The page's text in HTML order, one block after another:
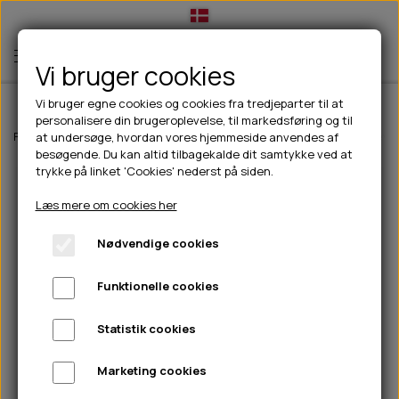
TIL HUND
💧FODER- VANDSKÅLE
CHICOPEE
GODBIDSTASKE
HALSBÅND
🦴 GODBIDDER & SNACKS
🍖 SMAGSVARIANTER
🎾 LEGETØJ
TÆNDER, ØRE, ØJE, POTER & NÆSE
🐾 UDSTYR & KOMFORT
TIL HUNDEEJER
DRIKKEFLASKER/TERMOFLASKER
HUER OG VANTER
PINEWOOD SALES
TIL KAT
TILBUD
NYHEDER
ABONNEMENT
Forside Til hunde Hundefoder Fodertilskud Glandex Soft
Vi bruger cookies
Vi bruger egne cookies og cookies fra tredjeparter til at
personalisere din brugeroplevelse, til markedsføring og til
at undersøge, hvordan vores hjemmeside anvendes af
besøgende. Du kan altid tilbagekalde dit samtykke ved at
trykke på linket 'Cookies' nederst på siden.
Læs mere om cookies her
Nødvendige cookies
Funktionelle cookies
Statistik cookies
Marketing cookies